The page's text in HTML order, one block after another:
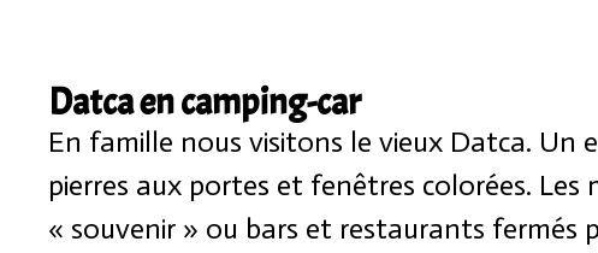
Datca en camping-car
En famille nous visitons le vieux Datca. Un
pierres aux portes et fenêtres colorées.
« souvenir » ou bars et restaurants fermés